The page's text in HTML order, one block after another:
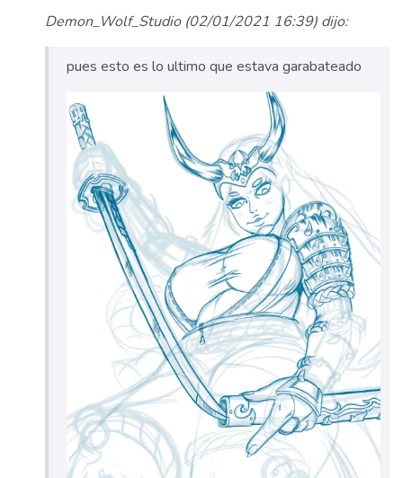
Demon_Wolf_Studio (02/01/2021 16:39) dijo:
pues esto es lo ultimo que estava garabateado